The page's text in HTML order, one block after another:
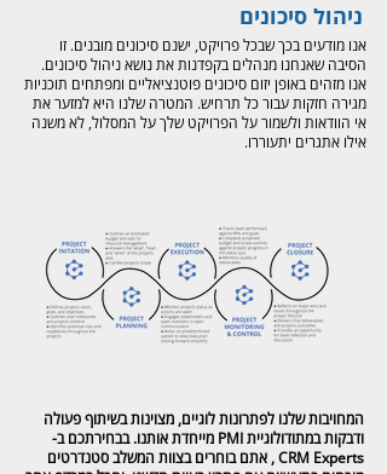
ניהול סיכונים
אנו מודעים בכך שבכל פרויקט, ישנם סיכונים מובנים. זו
הסיבה שאנחנו מנהלים בקפדנות את נושא ניהול סיכונים.
אנו מזהים באופן יזום סיכונים פוטנציאליים ומפתחים תוכניות
מגירה חזקות עבור כל תרחיש. המטרה שלנו היא למזער את
אי הוודאות ולשמור על הפרויקט שלך על המסלול, לא משנה
אילו אתגרים יתעוררו.
המחויבות שלנו לפתרונות לוגיים, מצוינות בשיתוף פעולה
ודבקות במתודולוגיית PMI מייחדת אותנו. בבחירתכם ב-
CRM Experts , אתם בוחרים בצוות המשלב סטנדרטים